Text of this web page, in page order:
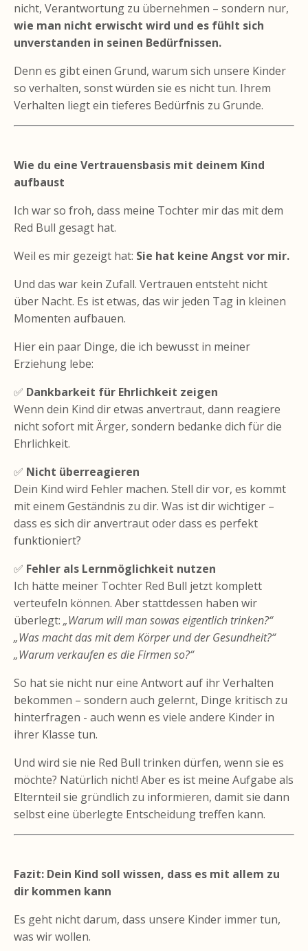
nicht, Verantwortung zu übernehmen – sondern nur,
wie man nicht erwischt wird und es fühlt sich
unverstanden in seinen Bedürfnissen.
Denn es gibt einen Grund, warum sich unsere Kinder
so verhalten, sonst würden sie es nicht tun. Ihrem
Verhalten liegt ein tieferes Bedürfnis zu Grunde.
Wie du eine Vertrauensbasis mit deinem Kind
aufbaust
Ich war so froh, dass meine Tochter mir das mit dem
Red Bull gesagt hat.
Weil es mir gezeigt hat: Sie hat keine Angst vor mir.
Und das war kein Zufall. Vertrauen entsteht nicht
über Nacht. Es ist etwas, das wir jeden Tag in kleinen
Momenten aufbauen.
Hier ein paar Dinge, die ich bewusst in meiner
Erziehung lebe:
✅ Dankbarkeit für Ehrlichkeit zeigen
Wenn dein Kind dir etwas anvertraut, dann reagiere
nicht sofort mit Ärger, sondern bedanke dich für die
Ehrlichkeit.
✅ Nicht überreagieren
Dein Kind wird Fehler machen. Stell dir vor, es kommt
mit einem Geständnis zu dir. Was ist dir wichtiger –
dass es sich dir anvertraut oder dass es perfekt
funktioniert?
✅ Fehler als Lernmöglichkeit nutzen
Ich hätte meiner Tochter Red Bull jetzt komplett
verteufeln können. Aber stattdessen haben wir
überlegt: „Warum will man sowas eigentlich trinken?“
„Was macht das mit dem Körper und der Gesundheit?“
„Warum verkaufen es die Firmen so?“
So hat sie nicht nur eine Antwort auf ihr Verhalten
bekommen – sondern auch gelernt, Dinge kritisch zu
hinterfragen - auch wenn es viele andere Kinder in
ihrer Klasse tun.
Und wird sie nie Red Bull trinken dürfen, wenn sie es
möchte? Natürlich nicht! Aber es ist meine Aufgabe als
Elternteil sie gründlich zu informieren, damit sie dann
selbst eine überlegte Entscheidung treffen kann.
Fazit: Dein Kind soll wissen, dass es mit allem zu
dir kommen kann
Es geht nicht darum, dass unsere Kinder immer tun,
was wir wollen.